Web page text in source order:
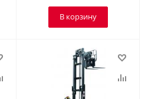
В корзину